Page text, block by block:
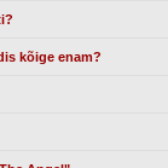
kõige enam?